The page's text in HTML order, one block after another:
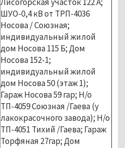
ШУО-0,4 кВ от ТРП-4036
Носова / Союзная;
индивидуальный жилой
дом Носова 115 Б; Дом
Носова 152-1;
индивидуальный жилой
дом Носова 50 (этаж 1);
Гараж Носова 59 гар; Н/о
ТП-4059 Союзная /Гаева (у
лакокрасочного завода); Н/о
ТП-4051 Тихий /Гаева; Гараж
Торфяная 27гар; Дом